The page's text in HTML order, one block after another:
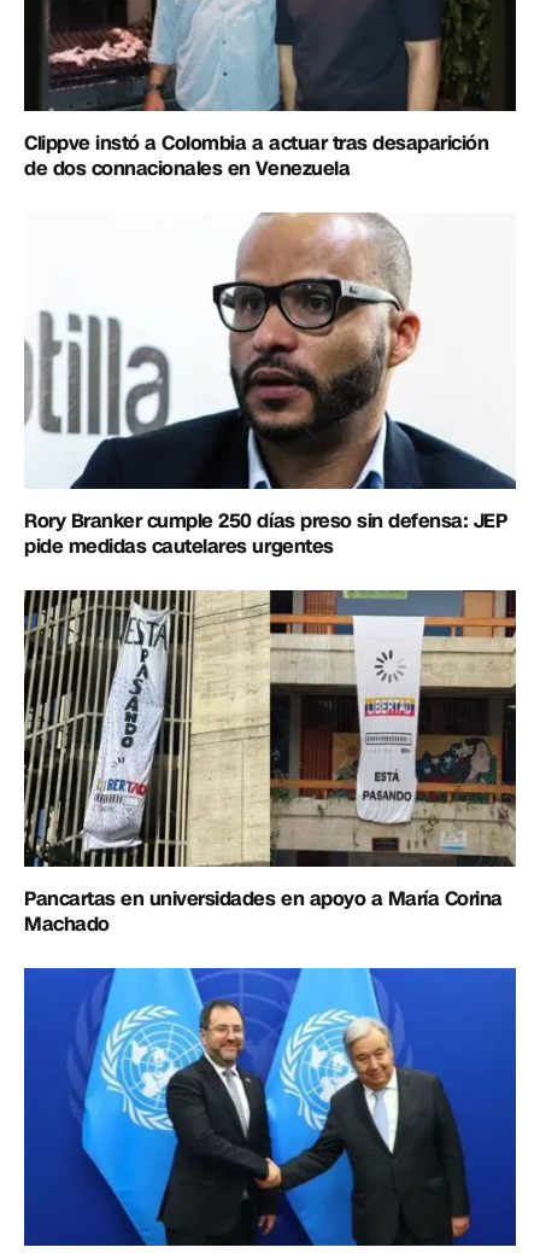
Clippve instó a Colombia a actuar tras desaparición
de dos connacionales en Venezuela
Rory Branker cumple 250 días preso sin defensa: JEP
pide medidas cautelares urgentes
Pancartas en universidades en apoyo a María Corina
Machado